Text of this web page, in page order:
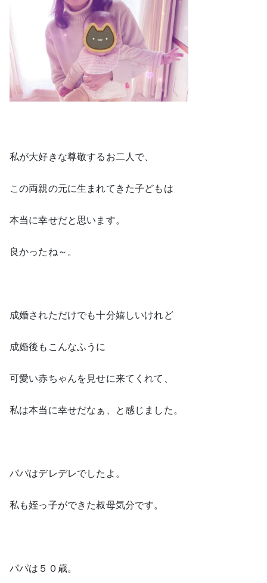
私が大好きな尊敬するお二人で、
この両親の元に生まれてきた子どもは
本当に幸せだと思います。
良かったね～。
成婚されただけでも十分嬉しいけれど
成婚後もこんなふうに
可愛い赤ちゃんを見せに来てくれて、
私は本当に幸せだなぁ、と感じました。
パパはデレデレでしたよ。
私も姪っ子ができた叔母気分です。
パパは５０歳。